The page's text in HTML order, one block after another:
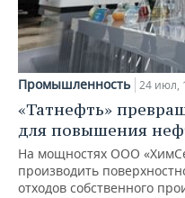
Промышленность 24 июл,
«Татнефть»
для повышения
На мощностях ООО
производить
отходов собственного